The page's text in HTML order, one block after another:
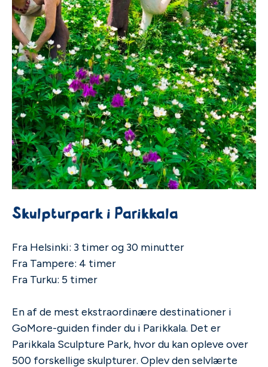
Skulpturpark i Parikkala
Fra Helsinki: 3 timer og 30 minutter
Fra Tampere: 4 timer
Fra Turku: 5 timer
En af de mest ekstraordinære destinationer i
GoMore-guiden finder du i Parikkala. Det er
Parikkala Sculpture Park, hvor du kan opleve over
500 forskellige skulpturer. Oplev den selvlærte